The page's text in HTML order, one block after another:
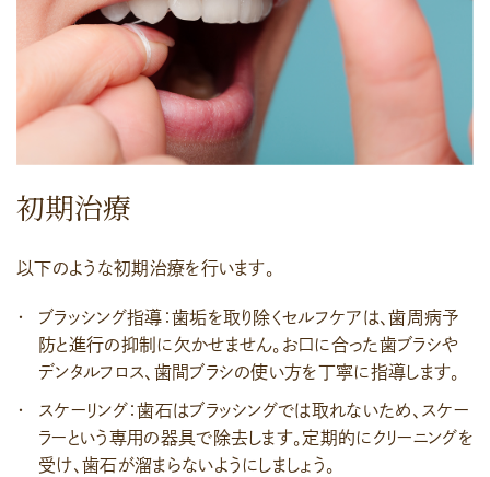
初期治療
以下のような初期治療を行います。
ブラッシング指導：歯垢を取り除くセルフケアは、歯周病予
防と進行の抑制に欠かせません。お口に合った歯ブラシや
デンタルフロス、歯間ブラシの使い方を丁寧に指導します。
スケーリング：歯石はブラッシングでは取れないため、スケー
ラーという専用の器具で除去します。定期的にクリーニングを
受け、歯石が溜まらないようにしましょう。